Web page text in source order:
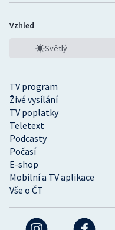
TV program
Živé vysílání
TV poplatky
Teletext
Podcasty
Počasí
E-shop
Mobilní a TV aplikace
Vše o ČT
Vzhled
Světlý